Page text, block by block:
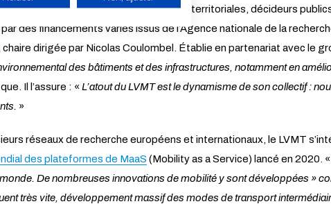
et de l’aménagement : collectivités territoriales, décideurs
des financements variés issus de l’Agence nationale de la
chaire dirigée par Nicolas Coulombel. Établie en partenariat avec le
des bâtiments et des infrastructures, notamment en
Il l’assure : « L’atout du LVMT est le dynamisme de son collectif :
»
réseaux de recherche européens et internationaux, le LVMT
des plateformes de MaaS (Mobility as a Service) lancé en 2020. «
De nombreuses innovations de mobilité y sont développées »
très vite, développement massif des modes de transport